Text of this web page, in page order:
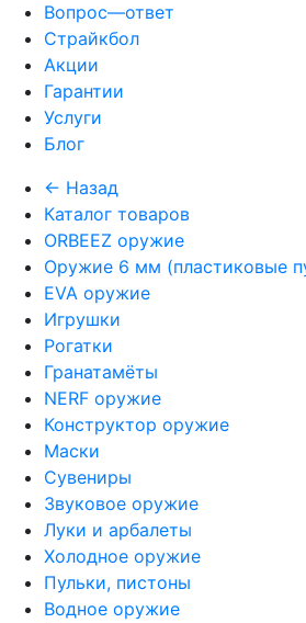
Вопрос—ответ
Страйкбол
Акции
Гарантии
Услуги
Блог
← Назад
Каталог товаров
ORBEEZ оружие
Оружие 6 мм (пластиковые
EVA оружие
Игрушки
Рогатки
Гранатамёты
NERF оружие
Конструктор оружие
Маски
Сувениры
Звуковое оружие
Луки и арбалеты
Холодное оружие
Пульки, пистоны
Водное оружие